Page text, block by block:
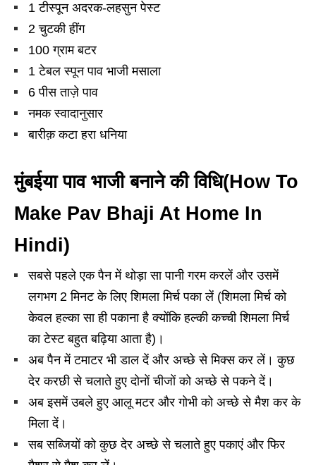
1 टीस्पून अदरक-लहसुन पेस्ट
2 चुटकी हींग
100 ग्राम बटर
1 टेबल स्पून पाव भाजी मसाला
6 पीस ताज़े पाव
नमक स्वादानुसार
बारीक़ कटा हरा धनिया
मुंबईया पाव भाजी बनाने की विधि(How To
Make Pav Bhaji At Home In
Hindi)
सबसे पहले एक पैन में थोड़ा सा पानी गरम करलें और उसमें
लगभग 2 मिनट के लिए शिमला मिर्च पका लें (शिमला मिर्च को
केवल हल्का सा ही पकाना है क्योंकि हल्की कच्ची शिमला मिर्च
का टेस्ट बहुत बढ़िया आता है)।
अब पैन में टमाटर भी डाल दें और अच्छे से मिक्स कर लें। कुछ
देर करछी से चलाते हुए दोनों चीजों को अच्छे से पकने दें।
अब इसमें उबले हुए आलू मटर और गोभी को अच्छे से मैश कर के
मिला दें।
सब सब्जियों को कुछ देर अच्छे से चलाते हुए पकाएं और फिर